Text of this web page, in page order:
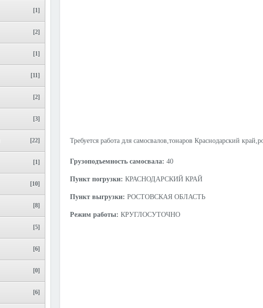
[1]
[2]
[1]
[11]
[2]
[3]
[22]
[1]
[10]
[8]
[5]
[6]
[0]
[6]
Требуется работа для самосвалов,тонаров Краснодарский
Грузоподъемность самосвала: 40
Пункт погрузки: КРАСНОДАРСКИЙ КРАЙ
Пункт выгрузки: РОСТОВСКАЯ ОБЛАСТЬ
Режим работы: КРУГЛОСУТОЧНО